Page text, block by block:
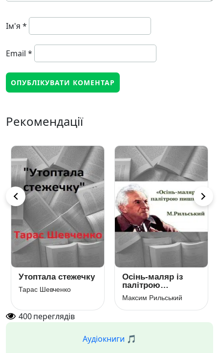
Ім'я *
Email *
Рекомендації
Утоптала стежечку
Тарас Шевченко
Осінь-маляр із
палітрою
пишною…
Максим Рильський
400переглядів
Аудіокниги 🎵